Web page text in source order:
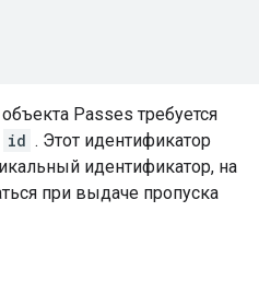
Passes требуется
id . Этот идентификатор
идентификатор, на
при выдаче пропуска